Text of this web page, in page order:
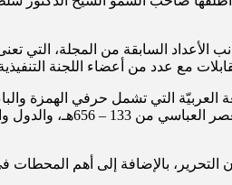
السابقة من المجلة، التي
العربيّة التي تشمل حرفي الهمزة
بالإضافة إلى أهم المحطات